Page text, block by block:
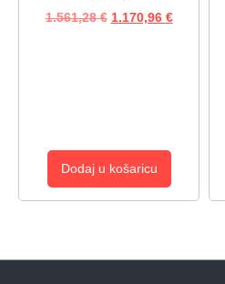
1.561,28€ 1.170,96 €
Dodaj u košaricu